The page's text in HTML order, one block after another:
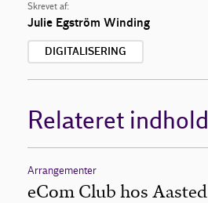
Skrevet af:
Julie Egström Winding
DIGITALISERING
Relateret indhold
Arrangementer
eCom Club hos Aasted